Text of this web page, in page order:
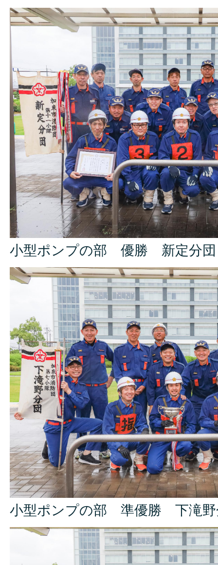
小型ポンプの部 優勝 新定分団
小型ポンプの部 準優勝 下滝野